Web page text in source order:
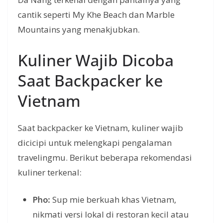
cantik seperti My Khe Beach dan Marble
Mountains yang menakjubkan.
Kuliner Wajib Dicoba
Saat Backpacker ke
Vietnam
Saat backpacker ke Vietnam, kuliner wajib
dicicipi untuk melengkapi pengalaman
travelingmu. Berikut beberapa rekomendasi
kuliner terkenal:
Pho: Sup mie berkuah khas Vietnam,
nikmati versi lokal di restoran kecil atau